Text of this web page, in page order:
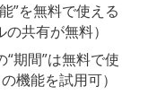
”を無料で使える
共有が無料）
期間”は無料で使
機能を試用可）